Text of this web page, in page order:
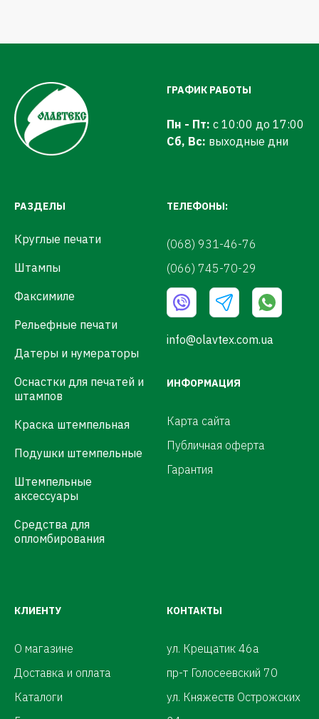
ГРАФИК РАБОТЫ
Пн - Пт: с 10:00 до 17:00
Сб, Вс: выходные дни
РАЗДЕЛЫ
Круглые печати
Штампы
Факсимиле
Рельефные печати
Датеры и нумераторы
Оснастки для печатей и
штампов
Краска штемпельная
Подушки штемпельные
Штемпельные
аксессуары
Средства для
опломбирования
ТЕЛЕФОНЫ:
(068) 931-46-76
(066) 745-70-29
info@olavtex.com.ua
ИНФОРМАЦИЯ
Карта сайта
Публичная оферта
Гарантия
КЛИЕНТУ
О магазине
Доставка и оплата
Каталоги
КОНТАКТЫ
ул. Крещатик 46а
пр-т Голосеевский 70
ул. Княжеств Острожских